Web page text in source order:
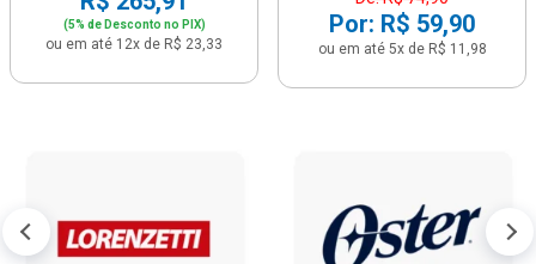
(5% de Desconto no PIX)
ou em até 12x de R$ 23,33
Por: R$ 59,90
ou em até 5x de R$ 11,98